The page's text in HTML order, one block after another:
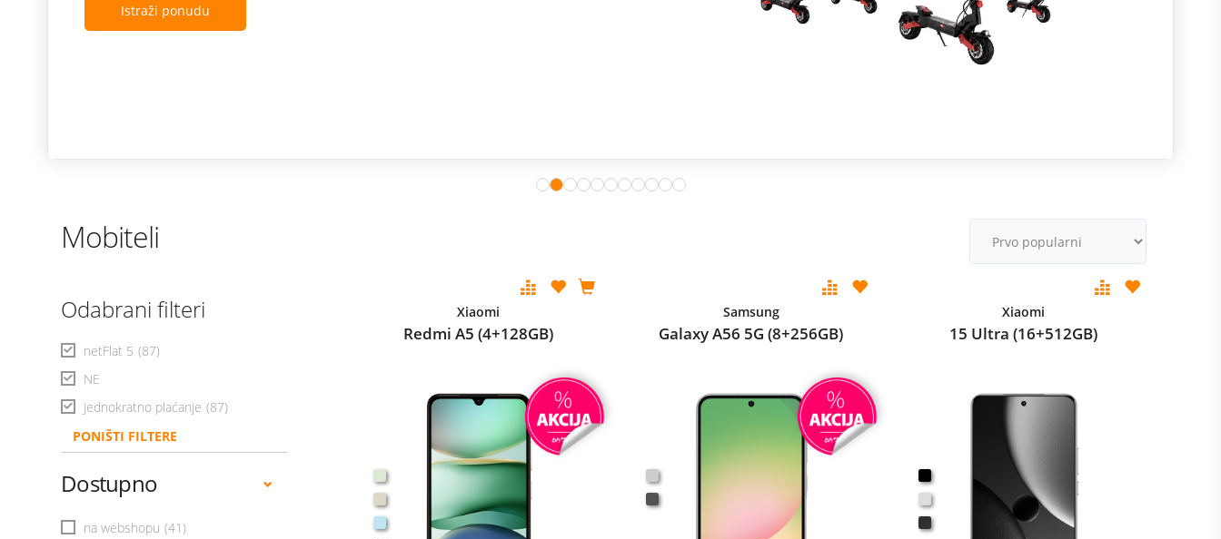
Istraži ponudu
Mobiteli
Odabrani filteri
netFlat 5 (87)
NE
Jednokratno plaćanje (87)
PONIŠTI FILTERE
Dostupno
na webshopu (41)
Xiaomi
Redmi A5 (4+128GB)
Samsung
Galaxy A56 5G (8+256GB)
Xiaomi
15 Ultra (16+512GB)